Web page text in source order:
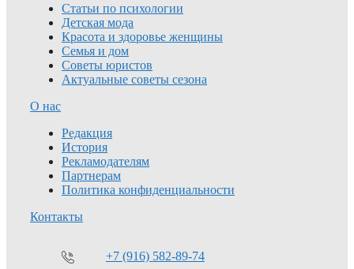
Статьи по психологии
Детская мода
Красота и здоровье женщины
Семья и дом
Советы юристов
Актуальные советы сезона
О нас
Редакция
История
Рекламодателям
Партнерам
Политика конфиденциальности
Контакты
+7 (916) 582-89-74